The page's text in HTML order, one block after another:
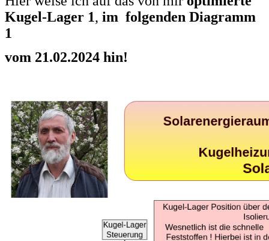
Kugel-Lager 1, im folgenden Diagramm
1
vom 21.02.2024 hin!